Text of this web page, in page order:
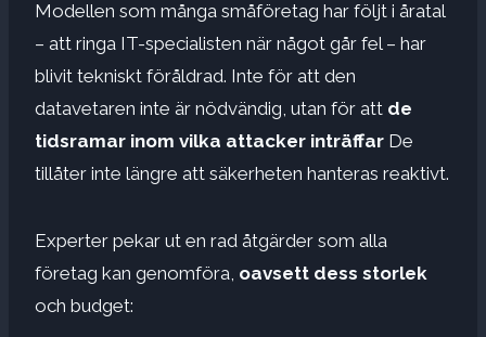
Modellen som många småföretag har följt i åratal
– att ringa IT-specialisten när något går fel – har
blivit tekniskt föråldrad. Inte för att den
datavetaren inte är nödvändig, utan för att de
tidsramar inom vilka attacker inträffar De
tillåter inte längre att säkerheten hanteras reaktivt.
Experter pekar ut en rad åtgärder som alla
företag kan genomföra, oavsett dess storlek
och budget: